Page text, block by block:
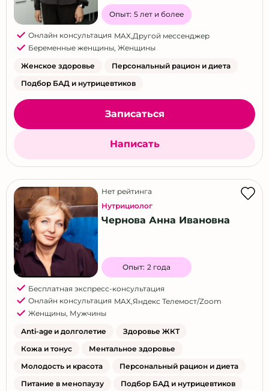
Опыт: 5 лет и более
Онлайн консультация MAX,Другой мессенджер
Беременные женщины, Женщины
Женское здоровье
Персональный рацион и диета
Подбор БАД и нутрицевтиков
Записаться
Написать
Нет рейтинга
Нутрициолог
Чернова Анна Ивановна
Опыт: 2 года
Бесплатная экспресс-консультация
Онлайн консультация MAX,Яндекс Телемост/Zoom
Женщины, Мужчины
Anti-age и долголетие
Здоровье ЖКТ
Кожа и тонус
Ментальное здоровье
Молодость и красота
Персональный рацион и диета
Питание в менопаузу
Подбор БАД и нутрицевтиков